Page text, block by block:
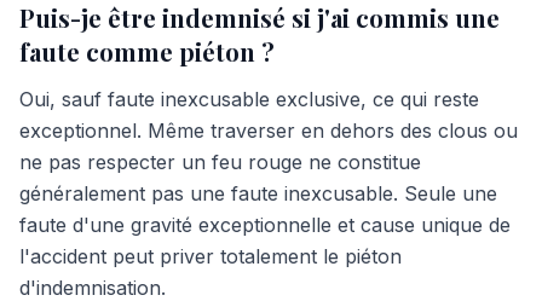
Puis-je être indemnisé si j'ai commis une
faute comme piéton ?
Oui, sauf faute inexcusable exclusive, ce qui reste
exceptionnel. Même traverser en dehors des clous ou
ne pas respecter un feu rouge ne constitue
généralement pas une faute inexcusable. Seule une
faute d'une gravité exceptionnelle et cause unique de
l'accident peut priver totalement le piéton
d'indemnisation.